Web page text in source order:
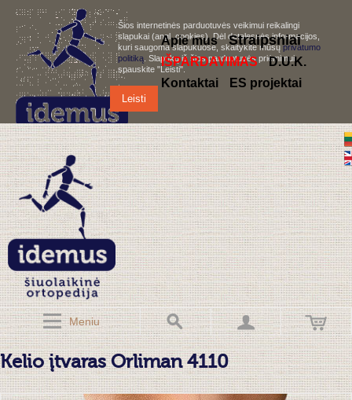
Šios internetinės parduotuvės veikimui reikalingi
slapukai (angl. cookies). Dėl detalesnės informacijos,
kuri saugoma slapukuose, skaitykite mūsųprivatumo
politiką . Slapukų iš šios parduotuvės priėmimui,
spauskite "Leisti".
Leisti
Meniu
Apie mus Straipsniai
IŠPARDAVIMAS
D.U.K.
Kontaktai
ES projektai
Kelio įtvaras Orliman 4110